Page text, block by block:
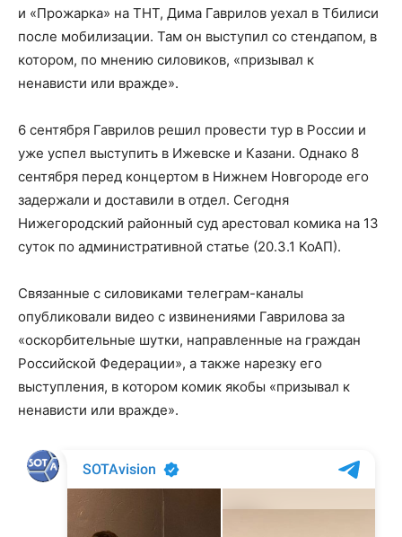
и «Прожарка» на ТНТ, Дима Гаврилов уехал в Тбилиси
после мобилизации. Там он выступил со стендапом, в
котором, по мнению силовиков, «призывал к
ненависти или вражде».
6 сентября Гаврилов решил провести тур в России и
уже успел выступить в Ижевске и Казани. Однако 8
сентября перед концертом в Нижнем Новгороде его
задержали и доставили в отдел. Сегодня
Нижегородский районный суд арестовал комика на 13
суток по административной статье (20.3.1 КоАП).
Связанные с силовиками телеграм-каналы
опубликовали видео с извинениями Гаврилова за
«оскорбительные шутки, направленные на граждан
Российской Федерации», а также нарезку его
выступления, в котором комик якобы «призывал к
ненависти или вражде».